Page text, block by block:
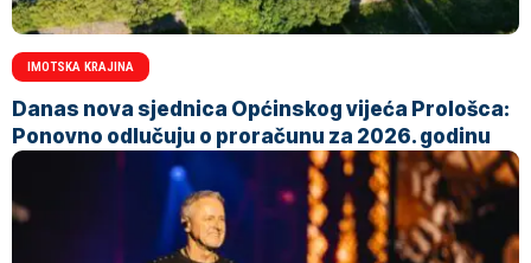
IMOTSKA KRAJINA
Danas nova sjednica Općinskog vijeća Prološca:
Ponovno odlučuju o proračunu za 2026. godinu